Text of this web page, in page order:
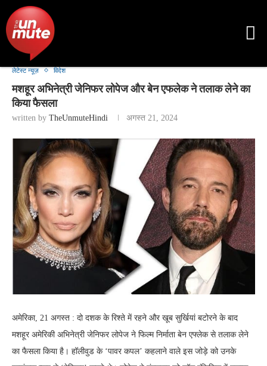
लेटेस्ट न्यूज़ विदेश
मशहूर अभिनेत्री जेनिफर लोपेज और बेन एफलेक ने तलाक लेने का
किया फैसला
written by TheUnmuteHindi अगस्त 21, 2024
अमेरिका, 21 अगस्त : दो दशक के रिश्ते में रहने और खूब सुर्खियां बटोरने के बाद
मशहूर अमेरिकी अभिनेत्री जेनिफर लोपेज ने फिल्म निर्माता बेन एफ्लेक से तलाक लेने
का फैसला किया है। हॉलीवुड के ‘पावर कपल’ कहलाने वाले इस जोड़े को उनके